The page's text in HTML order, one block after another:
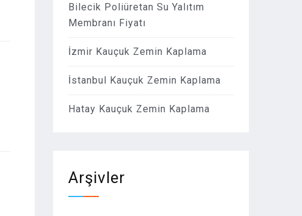
Bilecik Poliüretan Su Yalıtım
Membranı Fiyatı
İzmir Kauçuk Zemin Kaplama
İstanbul Kauçuk Zemin Kaplama
Hatay Kauçuk Zemin Kaplama
Arşivler